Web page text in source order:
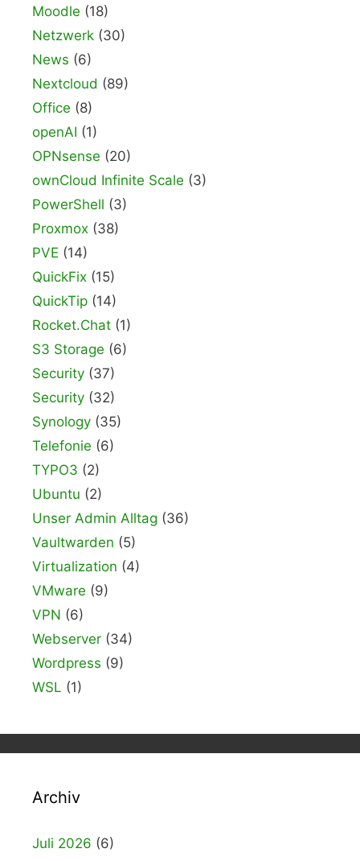
Moodle (18)
Netzwerk (30)
News (6)
Nextcloud (89)
Office (8)
openAI (1)
OPNsense (20)
ownCloud Infinite Scale (3)
PowerShell (3)
Proxmox (38)
PVE (14)
QuickFix (15)
QuickTip (14)
Rocket.Chat (1)
S3 Storage (6)
Security (37)
Security (32)
Synology (35)
Telefonie (6)
TYPO3 (2)
Ubuntu (2)
Unser Admin Alltag (36)
Vaultwarden (5)
Virtualization (4)
VMware (9)
VPN (6)
Webserver (34)
Wordpress (9)
WSL (1)
Archiv
Juli 2026 (6)